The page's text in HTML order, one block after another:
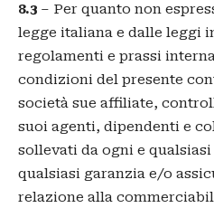
8.3 – Per quanto non
legge italiana e dalle leggi
regolamenti e prassi
condizioni del presente
società sue affiliate,
suoi agenti, dipendenti e
sollevati da ogni e
qualsiasi garanzia e/o
relazione alla